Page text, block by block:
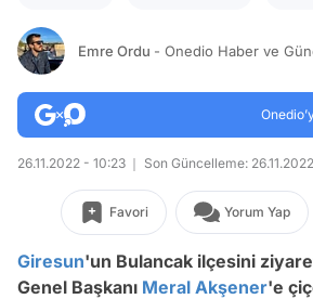
Emre Ordu - Onedio Haber ve
26.11.2022 - 10:23 Son Güncelleme:
Favori Yorum Yap
Giresun'un Bulancak ilçesini
Genel Başkanı Meral Akşener'e